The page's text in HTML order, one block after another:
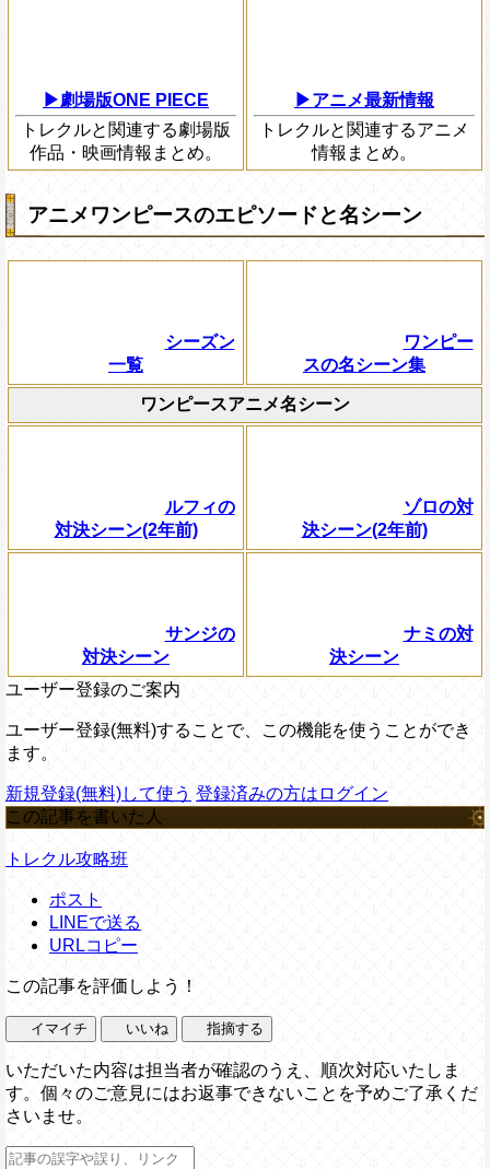
▶劇場版ONE PIECE
トレクルと関連する劇場版
作品・映画情報まとめ。
▶アニメ最新情報
トレクルと関連するアニメ
情報まとめ。
アニメワンピースのエピソードと名シーン
シーズン
一覧
ワンピー
スの名シーン集
ワンピースアニメ名シーン
ルフィの
対決シーン(2年前)
ゾロの対
決シーン(2年前)
サンジの
対決シーン
ナミの対
決シーン
ユーザー登録のご案内
ユーザー登録(無料)することで、この機能を使うことができ
ます。
新規登録(無料)して使う 登録済みの方はログイン
この記事を書いた人
トレクル攻略班
ポスト
LINEで送る
URLコピー
この記事を評価しよう！
イマイチ いいね 指摘する
いただいた内容は担当者が確認のうえ、順次対応いたしま
す。個々のご意見にはお返事できないことを予めご了承くだ
さいませ。